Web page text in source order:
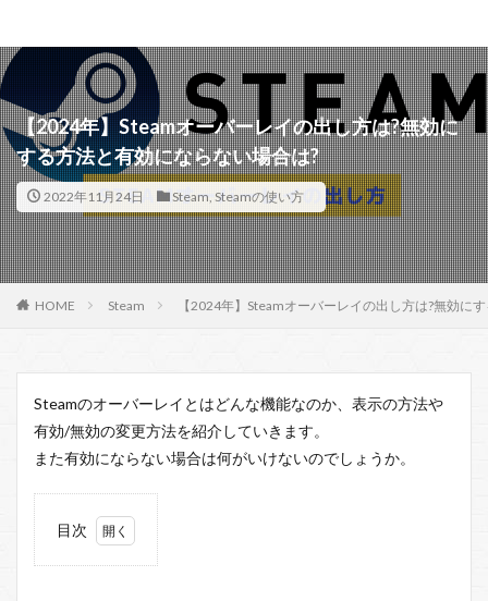
【2024年】Steamオーバーレイの出し方は?無効に
する方法と有効にならない場合は?
2022年11月24日 Steam, Steamの使い方
HOME Steam 【2024年】Steamオーバーレイの出し方は?無効に
Steamのオーバーレイとはどんな機能なのか、表示の方法や
有効/無効の変更方法を紹介していきます。
また有効にならない場合は何がいけないのでしょうか。
目次